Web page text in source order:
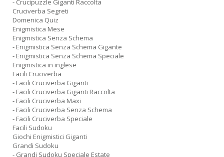
- Crucipuzzle Giganti Raccolta
Cruciverba Segreti
Domenica Quiz
Enigmistica Mese
Enigmistica Senza Schema
- Enigmistica Senza Schema Gigante
- Enigmistica Senza Schema Speciale
Enigmistica in inglese
Facili Cruciverba
- Facili Cruciverba Giganti
- Facili Cruciverba Giganti Raccolta
- Facili Cruciverba Maxi
- Facili Cruciverba Senza Schema
- Facili Cruciverba Speciale
Facili Sudoku
Giochi Enigmistici Giganti
Grandi Sudoku
- Grandi Sudoku Speciale Estate